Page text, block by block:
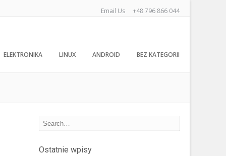
Email Us +48 796 866 044
ELEKTRONIKA LINUX ANDROID BEZ KATEGORII
Ostatnie wpisy